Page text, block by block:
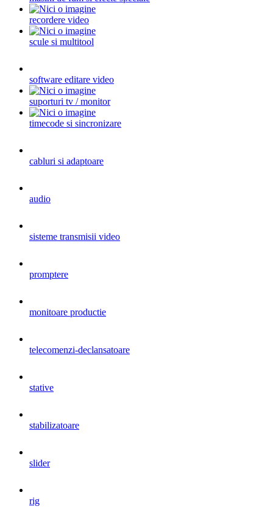
recordere video
scule si multitool
software editare video
suporturi tv / monitor
timecode si sincronizare
cabluri si adaptoare
audio
sisteme transmisii video
promptere
monitoare productie
telecomenzi-declansatoare
stative
stabilizatoare
slider
rig